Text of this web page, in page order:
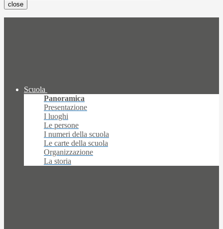
close
Scuola
Panoramica
Presentazione
I luoghi
Le persone
I numeri della scuola
Le carte della scuola
Organizzazione
La storia